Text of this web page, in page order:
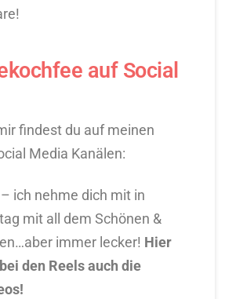
auf Social
findest du auf meinen
Media Kanälen:
– ich nehme dich mit in
mit all dem Schönen &
immer lecker! Hier
den Reels auch die